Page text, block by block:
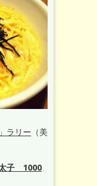
ラリー （美
子 1000